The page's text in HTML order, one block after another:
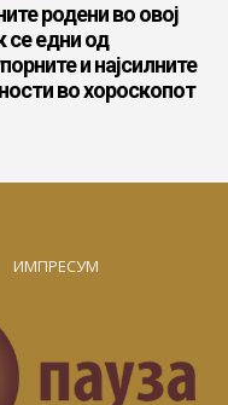
родени во овој
се едни од
и најсилните
во хороскопот
ИМПРЕСУМ